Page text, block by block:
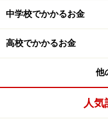
次ページは、活動国や
※記事内容は執筆時点の
商品や投資行動を推奨す
投資や資産運用に関する
掲載情報の正確性・完全
が、その内容を保証する
中学校でかかるお金
高校でかかるお金
他
人気